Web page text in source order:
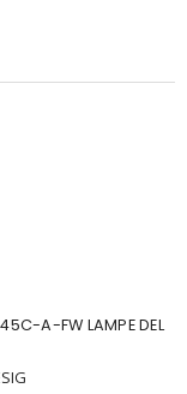
A-FW LAMPE DEL